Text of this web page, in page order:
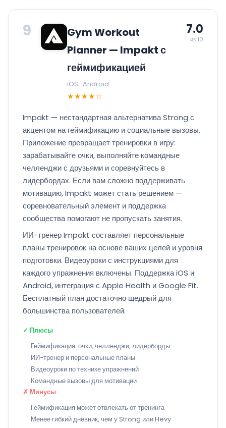
9
Gym Workout
Planner — Impakt с
геймификацией
iOS · Android
★★★★☆
7.0
из 10
Impakt — нестандартная альтернатива Strong с
акцентом на геймификацию и социальные вызовы.
Приложение превращает тренировки в игру:
зарабатывайте очки, выполняйте командные
челленджи с друзьями и соревнуйтесь в
лидербордах. Если вам сложно поддерживать
мотивацию, Impakt может стать решением —
соревновательный элемент и поддержка
сообщества помогают не пропускать занятия.
ИИ-тренер Impakt составляет персональные
планы тренировок на основе ваших целей и уровня
подготовки. Видеоуроки с инструкциями для
каждого упражнения включены. Поддержка iOS и
Android, интеграция с Apple Health и Google Fit.
Бесплатный план достаточно щедрый для
большинства пользователей.
✓ Плюсы
Геймификация: очки, челленджи, лидерборды
ИИ-тренер и персональные планы
Видеоуроки по технике упражнений
Командные вызовы для мотивации
✗ Минусы
Геймификация может отвлекать от тренинга
Менее гибкий дневник, чем у Strong или Hevy